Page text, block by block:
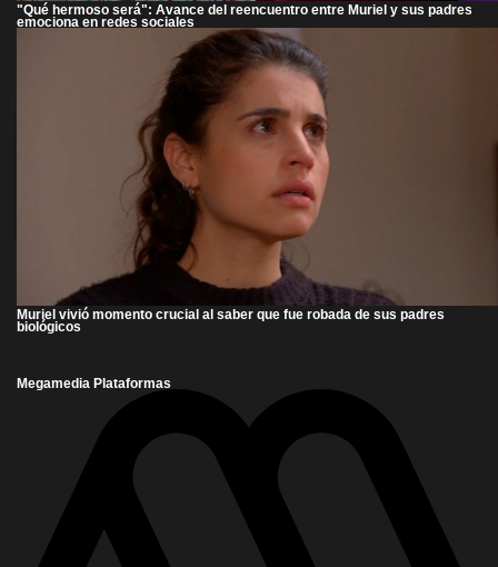
"Qué hermoso será": Avance del reencuentro entre Muriel y sus padres
emociona en redes sociales
Muriel vivió momento crucial al saber que fue robada de sus padres
biológicos
Megamedia Plataformas